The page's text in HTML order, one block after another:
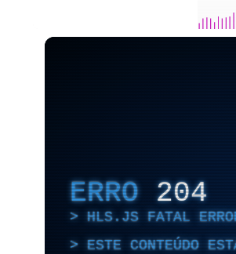
ERRO 204
HLS.JS FATAL
ESTE CONTEÚDO